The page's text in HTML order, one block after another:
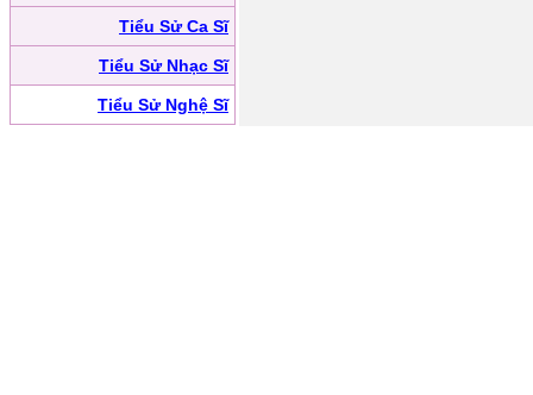
Tiểu Sử Ca Sĩ
Tiểu Sử Nhạc Sĩ
Tiểu Sử Nghệ Sĩ